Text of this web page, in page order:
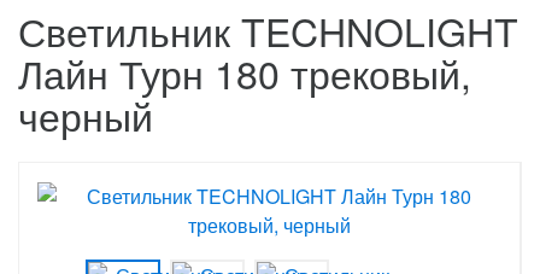
Светильник TECHNOLIGHT
Лайн Турн 180 трековый,
черный